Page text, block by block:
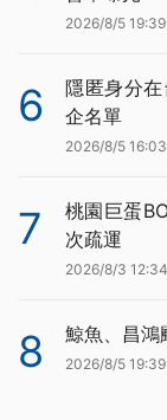
2026/8/5 19:39
6
隱匿身分
企名單
2026/8/5 16:03
7
桃園巨蛋
次疏運
2026/8/3 12:34
8 鯨魚、昌鴻
2026/8/5 19:39